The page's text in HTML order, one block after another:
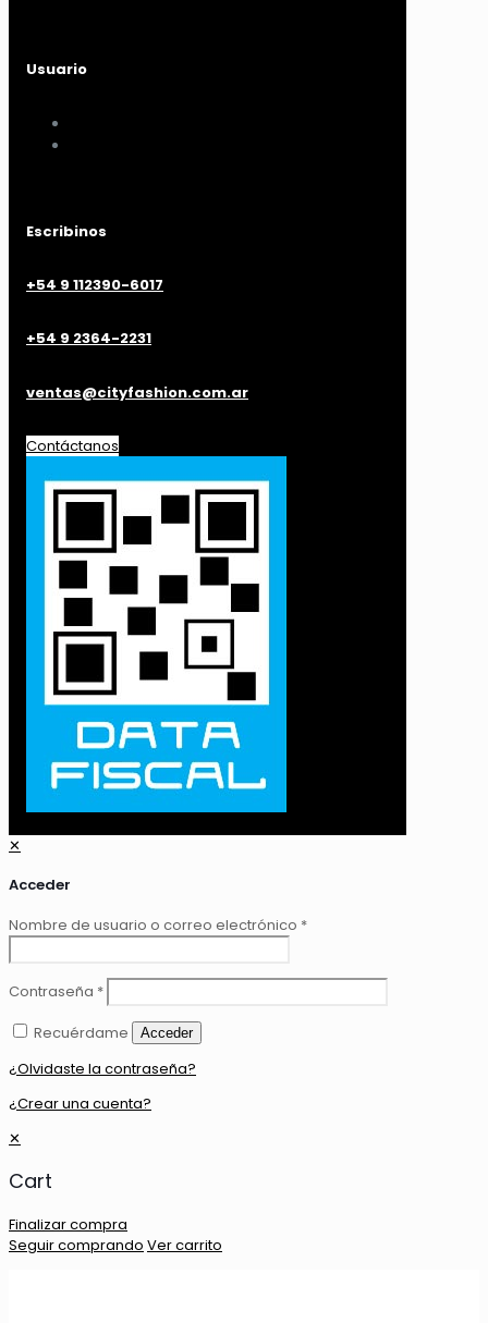
Usuario
Escribinos
+54 9 112390-6017
+54 9 2364-2231
ventas@cityfashion.com.ar
Contáctanos
✕
Acceder
Nombre de usuario o correo electrónico *
Contraseña *
Recuérdame
Acceder
¿Olvidaste la contraseña?
¿Crear una cuenta?
✕
Cart
Finalizar compra
Seguir comprando Ver carrito